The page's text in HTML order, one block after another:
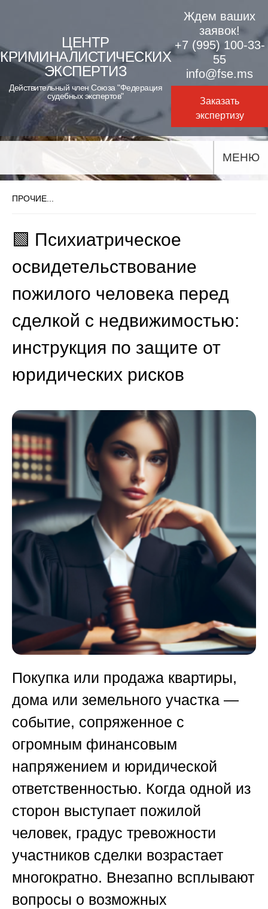
content
ЦЕНТР
КРИМИНАЛИСТИЧЕСКИХ
ЭКСПЕРТИЗ
Действительный член Союза "Федерация
судебных экспертов"
Ждем ваших
заявок!
+7 (995) 100-33-
55
info@fse.ms
Заказать
экспертизу
МЕНЮ
ПРОЧИЕ...
🟩 Психиатрическое
освидетельствование
пожилого человека перед
сделкой с недвижимостью:
инструкция по защите от
юридических рисков
Покупка или продажа квартиры,
дома или земельного участка —
событие, сопряженное с
огромным финансовым
напряжением и юридической
ответственностью. Когда одной из
сторон выступает пожилой
человек, градус тревожности
участников сделки возрастает
многократно. Внезапно всплывают
вопросы о возможных